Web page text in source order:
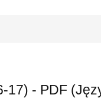
17) - PDF